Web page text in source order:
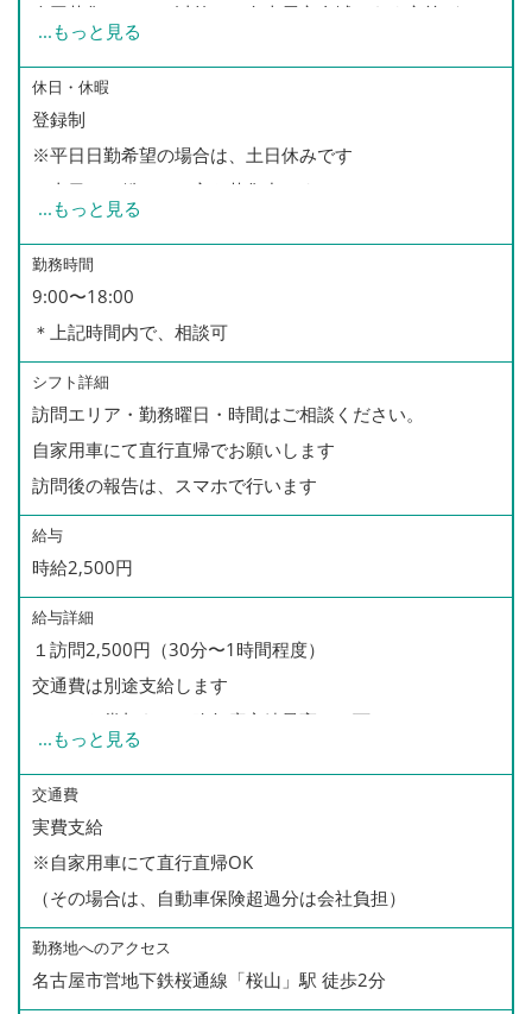
今回募集のエリア以外に、名古屋市全域、あま市等が
訪問担当エリアとなっております。
その他のエリア訪問も可能な方も、
是非ご相談ください。
...もっと見る
休日・休暇
登録制
※平日日勤希望の場合は、土日休みです
※土日のみ働きたい方も募集中です
※訪問可能な曜日や時間帯など、ご希望をお聞かせくださ
い
...もっと見る
勤務時間
9:00〜18:00
＊上記時間内で、相談可
シフト詳細
訪問エリア・勤務曜日・時間はご相談ください。
自家用車にて直行直帰でお願いします
訪問後の報告は、スマホで行います
給与
時給2,500円
給与詳細
１訪問2,500円（30分〜1時間程度）
交通費は別途支給します
パートも賞与あり（昨年度実績最高２０万）
訪問件数に応じて、精勤手当を支給します。
訪問件数が多い方は、パートで月給２０万以上の給与支給
実績もあります。
頑張る方にはしっかり還元する企業です。
ワークライフバランスをとりながら、希望の勤務回数でご
相談ください。
...もっと見る
交通費
実費支給
※自家用車にて直行直帰OK
（その場合は、自動車保険超過分は会社負担）
勤務地へのアクセス
名古屋市営地下鉄桜通線「桜山」駅 徒歩2分